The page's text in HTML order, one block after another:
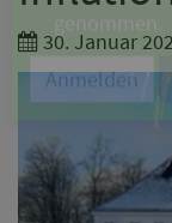
30. Januar
Branche
Ich möchte
Tageskarte-
Ich habe die